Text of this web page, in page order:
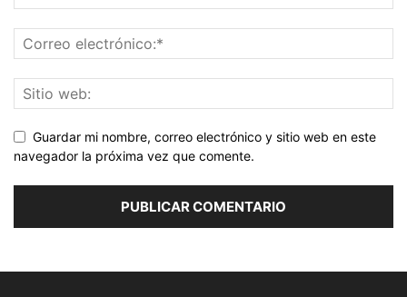
Guardar mi nombre, correo electrónico y sitio web en este
navegador la próxima vez que comente.